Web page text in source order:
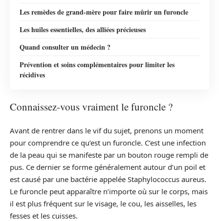
Les remèdes de grand-mère pour faire mûrir un furoncle
Les huiles essentielles, des alliées précieuses
Quand consulter un médecin ?
Prévention et soins complémentaires pour limiter les
récidives
Connaissez-vous vraiment le furoncle ?
Avant de rentrer dans le vif du sujet, prenons un moment
pour comprendre ce qu’est un furoncle. C’est une infection
de la peau qui se manifeste par un bouton rouge rempli de
pus. Ce dernier se forme généralement autour d’un poil et
est causé par une bactérie appelée Staphylococcus aureus.
Le furoncle peut apparaître n’importe où sur le corps, mais
il est plus fréquent sur le visage, le cou, les aisselles, les
fesses et les cuisses.